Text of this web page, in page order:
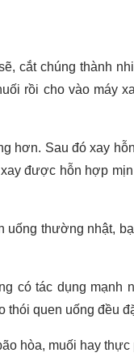
cắt chúng thành
rồi cho vào máy
hơn. Sau đó xay
được hỗn hợp
uống thường nhật,
có tác dụng mạnh
thói quen uống đều
hòa, muối hay